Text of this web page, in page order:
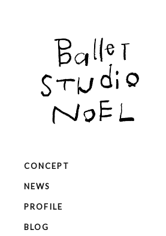
CONCEPT
NEWS
PROFILE
BLOG